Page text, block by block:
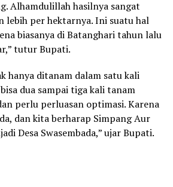
Alhamdulillah hasilnya sangat
lebih per hektarnya. Ini suatu hal
biasanya di Batanghari tahun lalu
tutur Bupati.
hanya ditanam dalam satu kali
dua sampai tiga kali tanam
perlu perluasan optimasi. Karena
dan kita berharap Simpang Aur
Desa Swasembada,” ujar Bupati.